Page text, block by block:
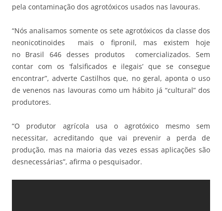
pela contaminação dos agrotóxicos usados nas lavouras.
“Nós analisamos somente os sete agrotóxicos da classe dos
neonicotinoides mais o fipronil, mas existem hoje
no Brasil 646 desses produtos comercializados. Sem
contar com os ‘falsificados e ilegais’ que se consegue
encontrar”, adverte Castilhos que, no geral, aponta o uso
de venenos nas lavouras como um hábito já “cultural” dos
produtores.
“O produtor agrícola usa o agrotóxico mesmo sem
necessitar, acreditando que vai prevenir a perda de
produção, mas na maioria das vezes essas aplicações são
desnecessárias”, afirma o pesquisador.